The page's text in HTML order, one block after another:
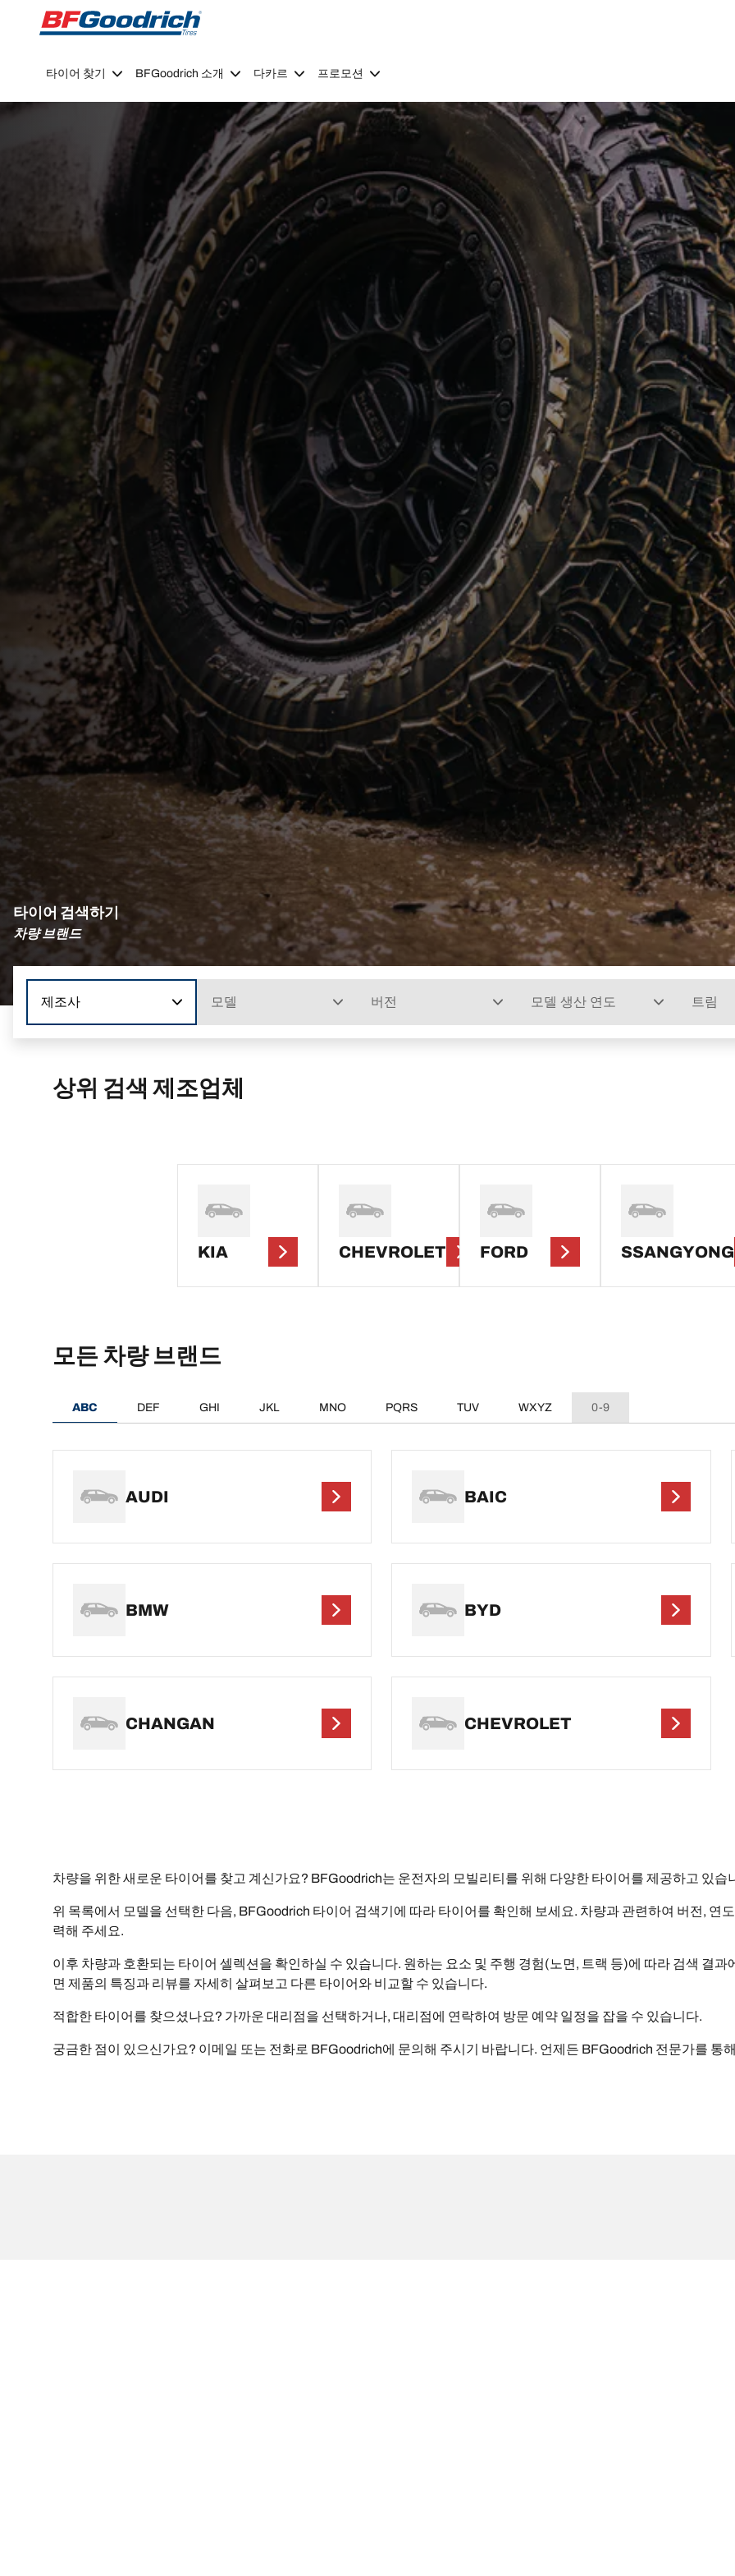
Go to page content Go to page navigation
타이어 찾기 BFGoodrich 소개 다카르 프로모션
타이어 검색하기
차량 브랜드
제조사 모델 버전 모델 생산 연도 트림
상위 검색 제조업체
KIA CHEVROLET FORD SSANGYONG
모든 차량 브랜드
ABC DEF GHI JKL MNO PQRS TUV WXYZ 0-9
AUDI BAIC
BMW BYD
CHANGAN CHEVROLET
차량을 위한 새로운 타이어를 찾고 계신가요? BFGoodrich는 운전자의 모빌리티를 위해 다양한 타이어를 제공하고 있습
위 목록에서 모델을 선택한 다음, BFGoodrich 타이어 검색기에 따라 타이어를 확인해 보세요. 차량과 관련하여 버전, 연
력해 주세요.
이후 차량과 호환되는 타이어 셀렉션을 확인하실 수 있습니다. 원하는 요소 및 주행 경험(노면, 트랙 등)에 따라 검색 결
면 제품의 특징과 리뷰를 자세히 살펴보고 다른 타이어와 비교할 수 있습니다.
적합한 타이어를 찾으셨나요? 가까운 대리점을 선택하거나, 대리점에 연락하여 방문 예약 일정을 잡을 수 있습니다.
궁금한 점이 있으신가요? 이메일 또는 전화로 BFGoodrich에 문의해 주시기 바랍니다. 언제든 BFGoodrich 전문가를 통